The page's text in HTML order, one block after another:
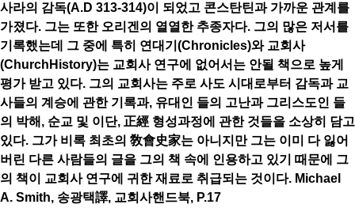
사라의 감독(A.D 313-314)이 되었고 콘스탄틴과 가까운 관계를
가졌다. 그는 또한 오리겐의 열열한 추종자다. 그의 많은 저서를
기록했는데 그 중에 특히 연대기(Chronicles)와 교회사
(ChurchHistory)는 교회사 연구에 없어서는 안될 책으로 높게
평가 받고 있다. 그의 교회사는 주로 사도 시대로부터 감독과 교
사들의 계승에 관한 기록과, 유대인 들의 고난과 그리스도인 들
의 박해, 순교 및 이단, 正經 형성과정에 관한 것들을 소상히 담고
있다. 그가 비록 최초의 敎會史家는 아니지만 그는 이미 다 잃어
버린 다른 사람들의 글을 그의 책 속에 인용하고 있기 때문에 그
의 책이 교회사 연구에 귀한 재료로 취급되는 것이다. Michael
A. Smith, 송광택譯, 교회사핸드북, P.17